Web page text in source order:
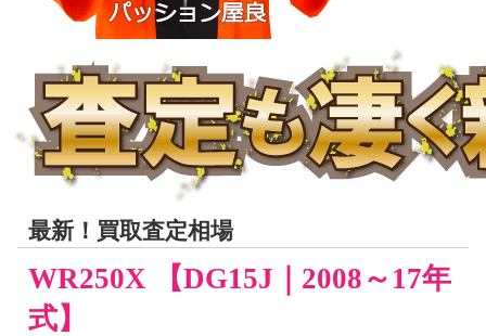
最新！買取査定相場
WR250X 【DG15J｜2008～17年
式】